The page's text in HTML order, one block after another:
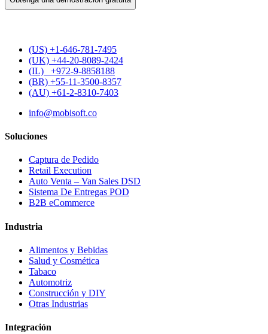
(US) +1-646-781-7495
(UK) +44-20-8089-2424
(IL) +972-9-8858188
(BR) +55-11-3500-8357
(AU) +61-2-8310-7403
info@mobisoft.co
Soluciones
Captura de Pedido
Retail Execution
Auto Venta – Van Sales DSD
Sistema De Entregas POD
B2B eCommerce
Industria
Alimentos y Bebidas
Salud y Cosmética
Tabaco
Automotriz
Construcción y DIY
Otras Industrias
Integración